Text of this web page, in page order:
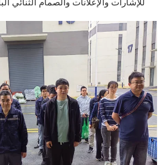
للإشارات والإعلانات والصمام الثنائي
للتجمع الصناعي، سنستفيد من خبرات
ونتعمَّق في فهم اتجاهات القطاع، ...